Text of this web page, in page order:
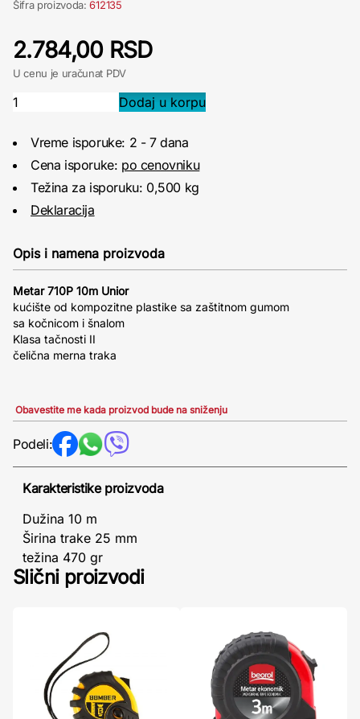
Šifra proizvoda:612135
2.784,00 RSD
U cenu je uračunat PDV
Vreme isporuke: 2 - 7 dana
Cena isporuke: po cenovniku
Težina za isporuku: 0,500 kg
Deklaracija
Opis i namena proizvoda
Metar 710P 10m Unior
kućište od kompozitne plastike sa zaštitnom gumom
sa kočnicom i šnalom
Klasa tačnosti II
čelična merna traka
Obavestite me kada proizvod bude na sniženju
Podeli:
Karakteristike proizvoda
Dužina 10 m
Širina trake 25 mm
težina 470 gr
Slični proizvodi